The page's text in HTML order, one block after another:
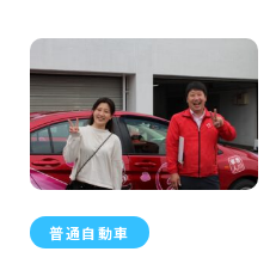
普通自動車